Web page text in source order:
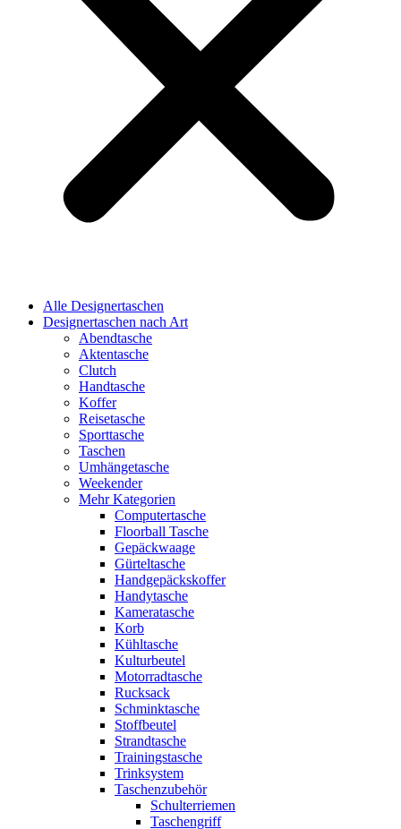
Alle Designertaschen
Designertaschen nach Art
Abendtasche
Aktentasche
Clutch
Handtasche
Koffer
Reisetasche
Sporttasche
Taschen
Umhängetasche
Weekender
Mehr Kategorien
Computertasche
Floorball Tasche
Gepäckwaage
Gürteltasche
Handgepäckskoffer
Handytasche
Kameratasche
Korb
Kühltasche
Kulturbeutel
Motorradtasche
Rucksack
Schminktasche
Stoffbeutel
Strandtasche
Trainingstasche
Trinksystem
Taschenzubehör
Schulterriemen
Taschengriff